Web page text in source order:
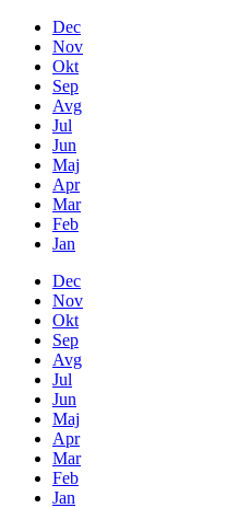
Dec
Nov
Okt
Sep
Avg
Jul
Jun
Maj
Apr
Mar
Feb
Jan
Dec
Nov
Okt
Sep
Avg
Jul
Jun
Maj
Apr
Mar
Feb
Jan